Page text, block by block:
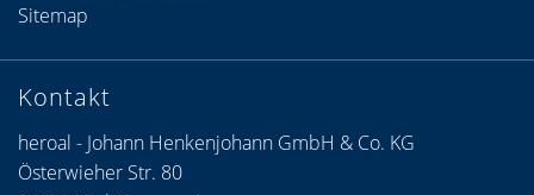
Kontakt
heroal - Johann Henkenjohann GmbH & Co. KG
Österwieher Str. 80
Sitemap